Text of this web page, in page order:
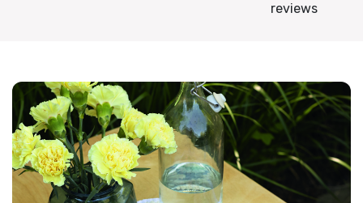
reviews